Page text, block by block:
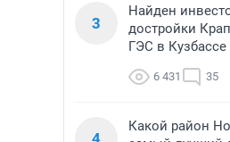
3
Найден
достройки
ГЭС в
6 431 35
Какой район